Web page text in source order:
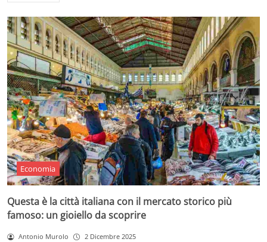
Economia
Questa è la città italiana con il mercato storico più
famoso: un gioiello da scoprire
Antonio Murolo 2 Dicembre 2025